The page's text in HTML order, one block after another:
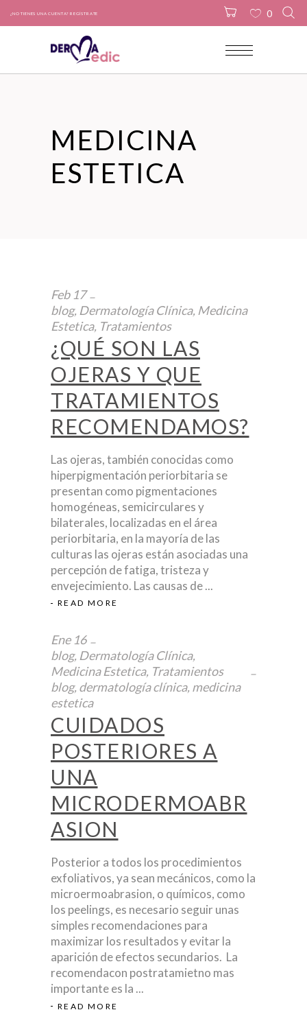
¿NO TIENES UNA CUENTA? REGÍSTRATE
No products in the cart.
0
MEDICINA
ESTETICA
Feb 17
blog, Dermatología Clínica, Medicina
Estetica, Tratamientos
¿QUÉ SON LAS
OJERAS Y QUE
TRATAMIENTOS
RECOMENDAMOS?
Las ojeras, también conocidas como
hiperpigmentación periorbitaria se
presentan como pigmentaciones
homogéneas, semicirculares y
bilaterales, localizadas en el área
periorbitaria, en la mayoría de las
culturas las ojeras están asociadas una
percepción de fatiga, tristeza y
envejecimiento. Las causas de
READ MORE
Ene 16
blog, Dermatología Clínica,
Medicina Estetica, Tratamientos
blog, dermatología clínica, medicina
estetica
CUIDADOS
POSTERIORES A
UNA
MICRODERMOABR
ASION
Posterior a todos los procedimientos
exfoliativos, ya sean mecánicos, como la
microermoabrasion, o químicos, como
los peelings, es necesario seguir unas
simples recomendaciones para
maximizar los resultados y evitar la
aparición de efectos secundarios. La
recomendacon postratamietno mas
importante es la
READ MORE